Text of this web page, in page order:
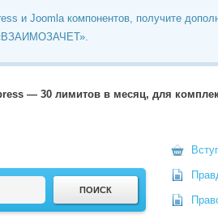
и Joomla компонентов, получите
— 30 лимитов в месяц, для